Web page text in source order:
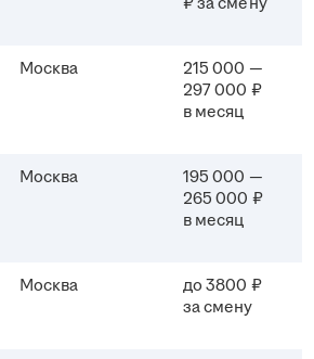
Москва
215 000 —
297 000 ₽
в месяц
Москва
195 000 —
265 000 ₽
в месяц
Москва
до 3800 ₽
за смену